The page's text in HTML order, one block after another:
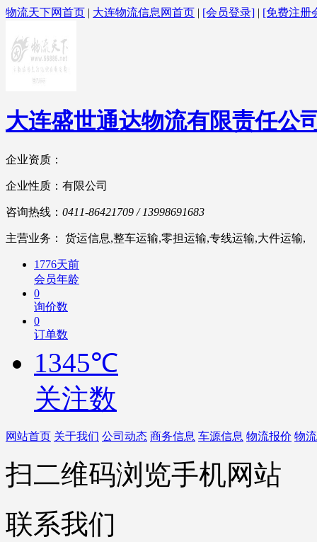
物流天下网首页 | 大连物流信息网首页 | [会员登录] | [免费注册
大连盛世通达物流有限责任公
企业资质：
企业性质：有限公司
咨询热线： 0411-86421709 / 13998691683
主营业务： 货运信息,整车运输,零担运输,专线运输,大件运输,
1776天前
会员年龄
0
询价数
0
订单数
1345℃
关注数
网站首页 关于我们 公司动态 商务信息 车源信息 物流报价 物
扫二维码浏览手机网站
联系我们